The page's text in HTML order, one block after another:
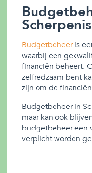
Budgetbeheeris
waarbij een
financiën beheert.
zelfredzaam bent
zijn om de
Budgetbeheer in
maar kan ook
budgetbeheer een
verplicht worden